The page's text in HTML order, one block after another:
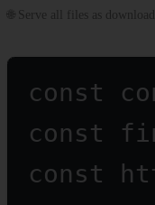
🌐 Serve all files as
const
const
const